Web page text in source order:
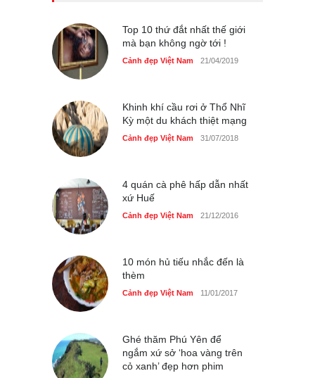
Cảnh đẹp Việt Nam 24/04/2020
Những món ăn đồng quê
Top 10 thứ đắt nhất thế giới
mà bạn không ngờ tới !
Cảnh đẹp Việt Nam 21/04/2019
Khinh khí cầu rơi ở Thổ Nhĩ
Kỳ một du khách thiệt mạng
Cảnh đẹp Việt Nam 31/07/2018
4 quán cà phê hấp dẫn nhất
xứ Huế
Cảnh đẹp Việt Nam 21/12/2016
10 món hủ tiếu nhắc đến là
thèm
Cảnh đẹp Việt Nam 11/01/2017
Ghé thăm Phú Yên để
ngắm xứ sở ‘hoa vàng trên
cỏ xanh’ đẹp hơn phim